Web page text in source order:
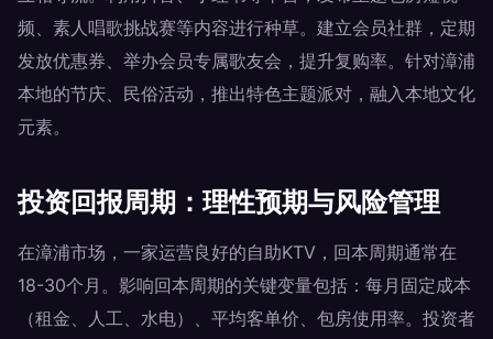
频、素人唱歌挑战赛等内容进行种草。建立会员社群，定期
发放优惠券、举办会员专属歌友会，提升复购率。针对漳浦
本地的节庆、民俗活动，推出特色主题派对，融入本地文化
元素。
投资回报周期：理性预期与风险管理
在漳浦市场，一家运营良好的自助KTV，回本周期通常在
18-30个月。影响回本周期的关键变量包括：每月固定成本
（租金、人工、水电）、平均客单价、包房使用率。投资者